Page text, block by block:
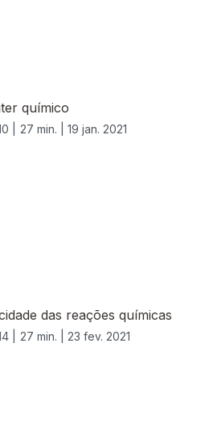
químico
| 27 min. | 19 jan. 2021
das reações químicas
| 27 min. | 23 fev. 2021